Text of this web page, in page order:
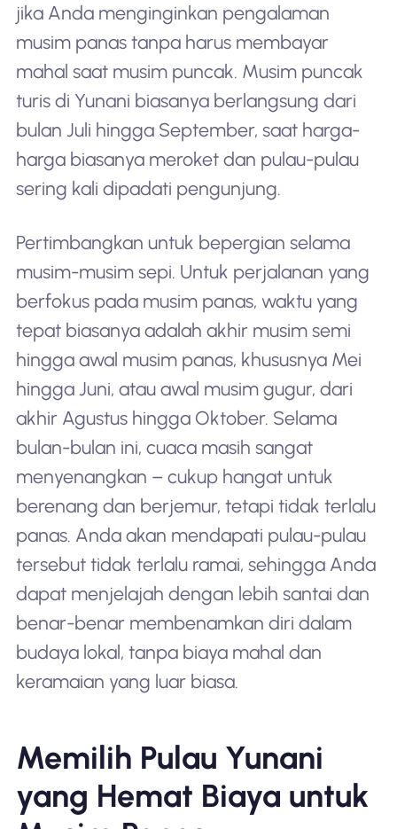
jika Anda menginginkan pengalaman
musim panas tanpa harus membayar
mahal saat musim puncak. Musim puncak
turis di Yunani biasanya berlangsung dari
bulan Juli hingga September, saat harga-
harga biasanya meroket dan pulau-pulau
sering kali dipadati pengunjung.
Pertimbangkan untuk bepergian selama
musim-musim sepi. Untuk perjalanan yang
berfokus pada musim panas, waktu yang
tepat biasanya adalah akhir musim semi
hingga awal musim panas, khususnya Mei
hingga Juni, atau awal musim gugur, dari
akhir Agustus hingga Oktober. Selama
bulan-bulan ini, cuaca masih sangat
menyenangkan – cukup hangat untuk
berenang dan berjemur, tetapi tidak terlalu
panas. Anda akan mendapati pulau-pulau
tersebut tidak terlalu ramai, sehingga Anda
dapat menjelajah dengan lebih santai dan
benar-benar membenamkan diri dalam
budaya lokal, tanpa biaya mahal dan
keramaian yang luar biasa.
Memilih Pulau Yunani
yang Hemat Biaya untuk